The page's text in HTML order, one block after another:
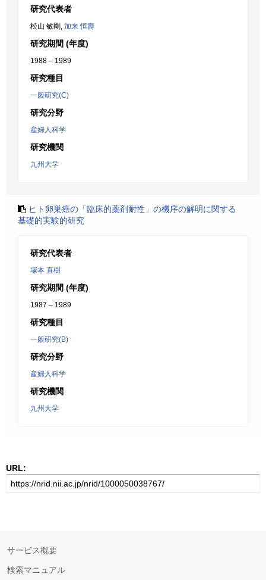
研究代表者
松山 敏剛, 加来 恒壽
研究期間 (年度)
1988 – 1989
研究種目
一般研究(C)
研究分野
産婦人科学
研究機関
九州大学
ヒト卵巣癌の「臨床的薬剤耐性」の機序の解明に関する
基礎的実験的研究
研究代表者
塚本 直樹
研究期間 (年度)
1987 – 1989
研究種目
一般研究(B)
研究分野
産婦人科学
研究機関
九州大学
URL:
サービス概要
検索マニュアル